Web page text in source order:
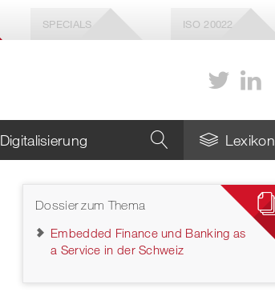
SPECIALS ISO 20022
Digitalisierung Lexikon
Dossier zum Thema
Embedded Finance und Banking as
a Service in der Schweiz